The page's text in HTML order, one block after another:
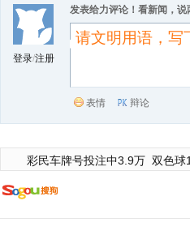
登录/注册
发表给力评论！看新闻，说
表情 辩论
彩民车牌号投注中3.9万 双色球